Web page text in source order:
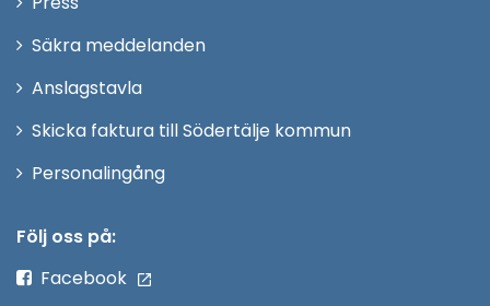
fönster
Säkra meddelanden
Anslagstavla
Skicka faktura till Södertälje kommun
PersonalingångÖppna
Följ oss på:
Facebook